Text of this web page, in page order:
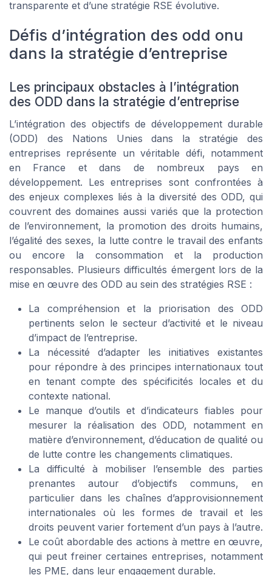
transparente et d’une stratégie RSE évolutive.
Défis d’intégration des odd onu
dans la stratégie d’entreprise
Les principaux obstacles à l’intégration
des ODD dans la stratégie d’entreprise
L’intégration des objectifs de développement durable
(ODD) des Nations Unies dans la stratégie des
entreprises représente un véritable défi, notamment
en France et dans de nombreux pays en
développement. Les entreprises sont confrontées à
des enjeux complexes liés à la diversité des ODD, qui
couvrent des domaines aussi variés que la protection
de l’environnement, la promotion des droits humains,
l’égalité des sexes, la lutte contre le travail des enfants
ou encore la consommation et la production
responsables. Plusieurs difficultés émergent lors de la
mise en œuvre des ODD au sein des stratégies RSE :
La compréhension et la priorisation des ODD
pertinents selon le secteur d’activité et le niveau
d’impact de l’entreprise.
La nécessité d’adapter les initiatives existantes
pour répondre à des principes internationaux tout
en tenant compte des spécificités locales et du
contexte national.
Le manque d’outils et d’indicateurs fiables pour
mesurer la réalisation des ODD, notamment en
matière d’environnement, d’éducation de qualité ou
de lutte contre les changements climatiques.
La difficulté à mobiliser l’ensemble des parties
prenantes autour d’objectifs communs, en
particulier dans les chaînes d’approvisionnement
internationales où les formes de travail et les
droits peuvent varier fortement d’un pays à l’autre.
Le coût abordable des actions à mettre en œuvre,
qui peut freiner certaines entreprises, notamment
les PME, dans leur engagement durable.